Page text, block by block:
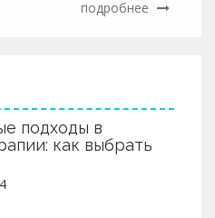
Вы узнаете о
подробнее
подходы в
как выбрать